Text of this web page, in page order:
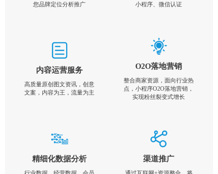
您品牌定位分析推广
小程序、微信认证
内容运营服务
高质量原创图文资讯，创意
文案，内容为王，流量为主
O2O落地营销
整合商家资源，面向行业热
点，小程序O2O落地营销，
实现粉丝裂变式增长
精细化数据分析 渠道推广